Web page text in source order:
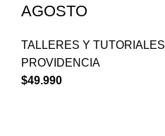
AGOSTO
TALLERES Y TUTORIALES
PROVIDENCIA
$49.990